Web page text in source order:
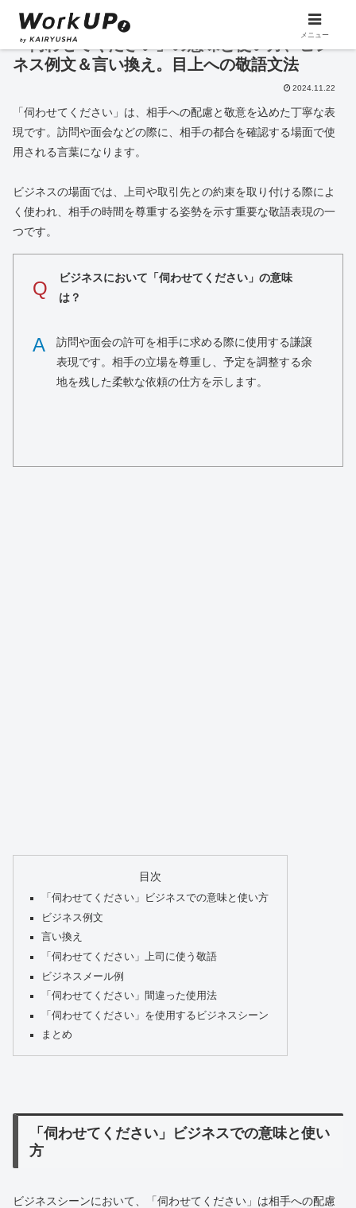
「伺わせてください」の意味と使い方、ビジ
ネス例文＆言い換え。目上への敬語文法
2024.11.22
「伺わせてください」は、相手への配慮と敬意を込めた丁寧な表
現です。訪問や面会などの際に、相手の都合を確認する場面で使
用される言葉になります。
ビジネスの場面では、上司や取引先との約束を取り付ける際によ
く使われ、相手の時間を尊重する姿勢を示す重要な敬語表現の一
つです。
Q
ビジネスにおいて「伺わせてください」の意味
は？
A
訪問や面会の許可を相手に求める際に使用する謙譲
表現です。相手の立場を尊重し、予定を調整する余
地を残した柔軟な依頼の仕方を示します。
目次
「伺わせてください」ビジネスでの意味と使い方
ビジネス例文
言い換え
「伺わせてください」上司に使う敬語
ビジネスメール例
「伺わせてください」間違った使用法
「伺わせてください」を使用するビジネスシーン
まとめ
「伺わせてください」ビジネスでの意味と使い
方
ビジネスシーンにおいて、「伺わせてください」は相手への配慮
メニュー